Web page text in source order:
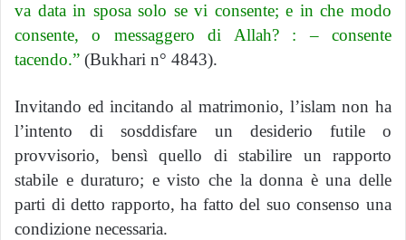
va data in sposa solo se vi consente; e in che modo
consente, o messaggero di Allah? : – consente
tacendo.” (Bukhari n° 4843).
Invitando ed incitando al matrimonio, l’islam non ha
l’intento di sosddisfare un desiderio futile o
provvisorio, bensì quello di stabilire un rapporto
stabile e duraturo; e visto che la donna è una delle
parti di detto rapporto, ha fatto del suo consenso una
condizione necessaria.